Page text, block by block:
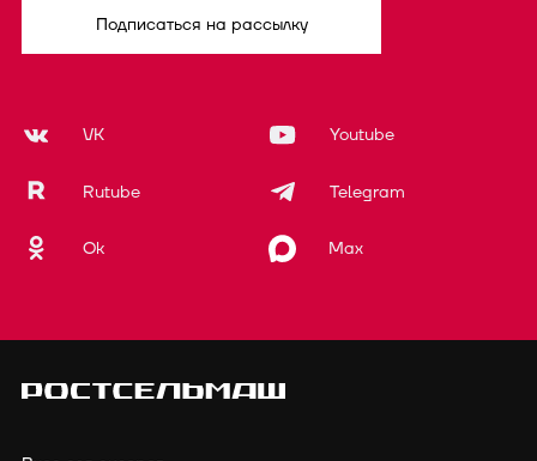
Подписаться на рассылку
VK Youtube
Rutube Telegram
Ok Max